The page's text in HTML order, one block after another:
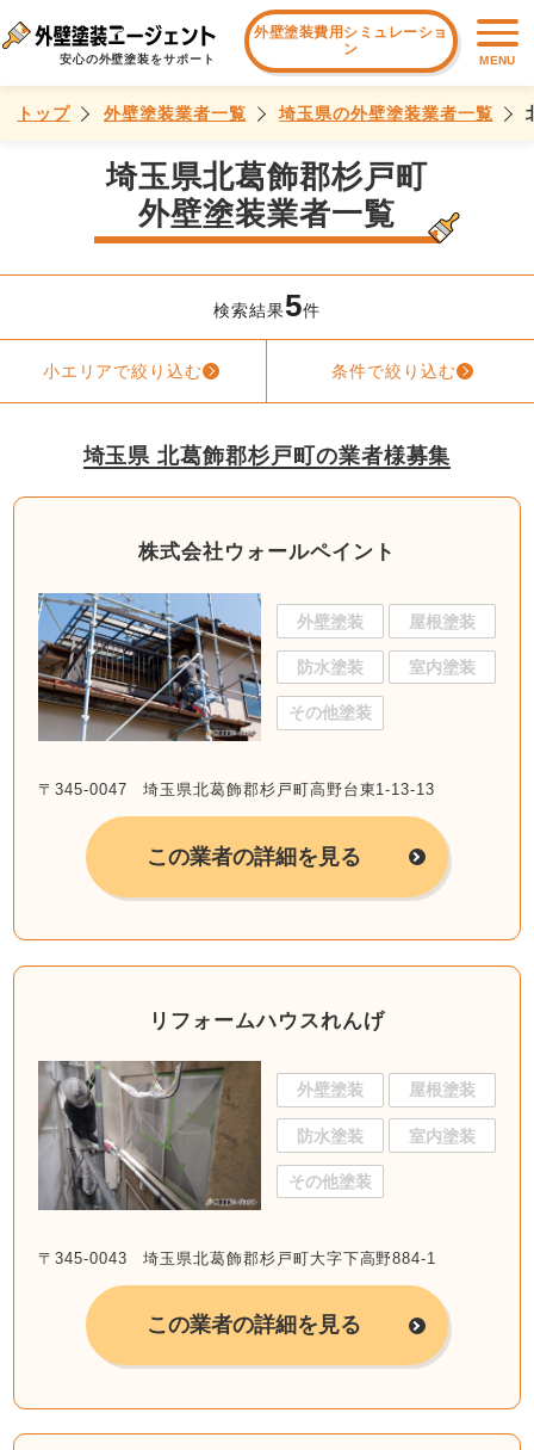
安心の外壁塗装をサポート
外壁塗装費用シミュレーショ
ン
MENU
トップ 外壁塗装業者一覧 埼玉県の外壁塗装業者一覧
埼玉県北葛飾郡杉戸町
外壁塗装業者一覧
検索結果5件
小エリアで絞り込む 条件で絞り込む
埼玉県 北葛飾郡杉戸町の業者様募集
株式会社ウォールペイント
外壁塗装 屋根塗装
防水塗装 室内塗装
その他塗装
〒345-0047 埼玉県北葛飾郡杉戸町高野台東1-13-13
この業者の詳細を見る
リフォームハウスれんげ
外壁塗装 屋根塗装
防水塗装 室内塗装
その他塗装
〒345-0043 埼玉県北葛飾郡杉戸町大字下高野884-1
この業者の詳細を見る